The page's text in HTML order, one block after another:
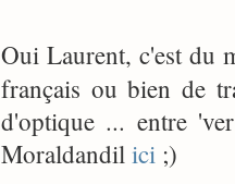
Oui Laurent, c'est du
français ou bien de
d'optique ... entre
Moraldandil ici ;)